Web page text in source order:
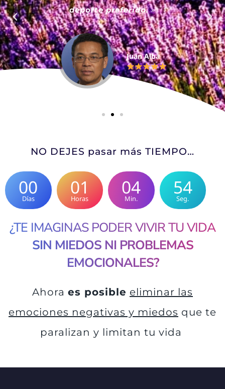
deporte preferido.»
Juan Alba
NO DEJES pasar más TIEMPO…
00
Días 01
Horas 04
Min. 53
Seg.
¿TE IMAGINAS PODER VIVIR TU VIDA
SIN MIEDOS NI PROBLEMAS
EMOCIONALES?
Ahora es posible eliminar las
emociones negativas y miedos que te
paralizan y limitan tu vida